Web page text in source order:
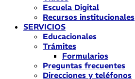
Escuela Digital
Recursos institucionales
SERVICIOS
Educacionales
Trámites
Formularios
Preguntas frecuentes
Direcciones y teléfonos